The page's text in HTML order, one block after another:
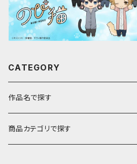
CATEGORY
作品名で探す
ア行
商品カテゴリで探す